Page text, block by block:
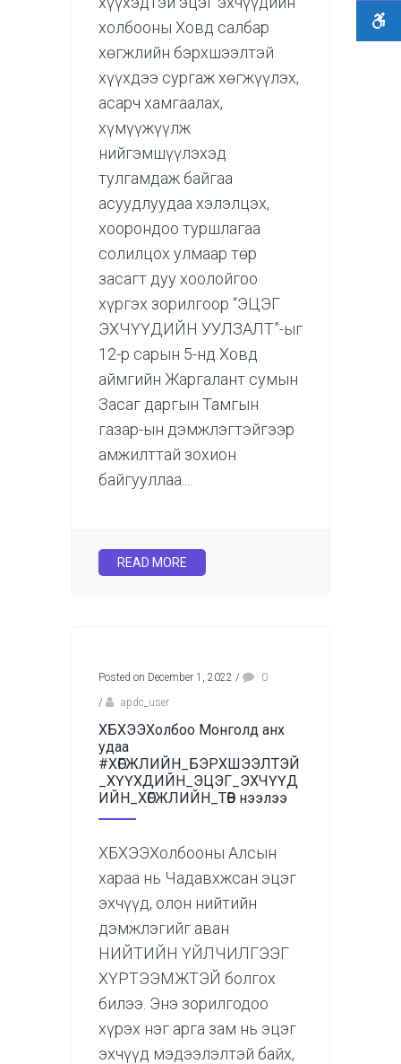
холбооны Ховд салбар
хөгжлийн бэрхшээлтэй
хүүхдээ сургаж хөгжүүлэх,
асарч хамгаалах,
хүмүүжүүлж
нийгэмшүүлэхэд
тулгамдаж байгаа
асуудлуудаа хэлэлцэх,
хоорондоо туршлагаа
солилцох улмаар төр
засагт дуу хоолойгоо
хүргэх зорилгоор “ЭЦЭГ
ЭХЧҮҮДИЙН УУЛЗАЛТ”-ыг
12-р сарын 5-нд Ховд
аймгийн Жаргалант сумын
Засаг даргын Тамгын
газар-ын дэмжлэгтэйгээр
амжилттай зохион
байгууллаа....
READ MORE
Posted on December 1, 2022 /
0
/
apdc_user
ХБХЭЭХолбоо Монголд анх
удаа
#ХӨГЖЛИЙН_БЭРХШЭЭЛТЭЙ
_ХҮҮХДИЙН_ЭЦЭГ_ЭХЧҮҮД
ИЙН_ХӨГЖЛИЙН_ТӨВ нээлээ
ХБХЭЭХолбооны Алсын
хараа нь Чадавхжсан эцэг
эхчүүд, олон нийтийн
дэмжлэгийг аван
НИЙТИЙН ҮЙЛЧИЛГЭЭГ
ХҮРТЭЭМЖТЭЙ болгох
билээ. Энэ зорилгодоо
хүрэх нэг арга зам нь эцэг
эхчүүд мэдээлэлтэй байх,